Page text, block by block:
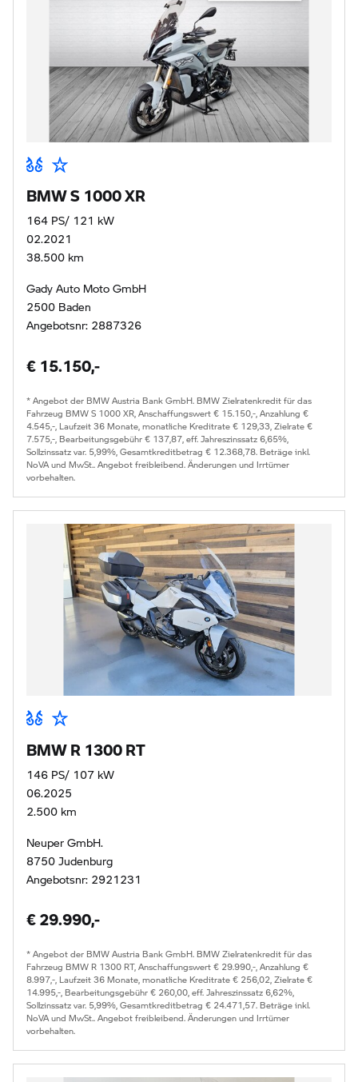
BMW S 1000 XR
164 PS/ 121 kW
02.2021
38.500 km
Gady Auto Moto GmbH
2500 Baden
Angebotsnr: 2887326
€ 15.150,-
* Angebot der BMW Austria Bank GmbH. BMW Zielratenkredit für das
Fahrzeug BMW S 1000 XR, Anschaffungswert € 15.150,-, Anzahlung €
4.545,-, Laufzeit 36 Monate, monatliche Kreditrate € 129,33, Zielrate €
7.575,-, Bearbeitungsgebühr € 137,87, eff. Jahreszinssatz 6,65%,
Sollzinssatz var. 5,99%, Gesamtkreditbetrag € 12.368,78. Beträge inkl.
NoVA und MwSt.. Angebot freibleibend. Änderungen und Irrtümer
vorbehalten.
BMW R 1300 RT
146 PS/ 107 kW
06.2025
2.500 km
Neuper GmbH.
8750 Judenburg
Angebotsnr: 2921231
€ 29.990,-
* Angebot der BMW Austria Bank GmbH. BMW Zielratenkredit für das
Fahrzeug BMW R 1300 RT, Anschaffungswert € 29.990,-, Anzahlung €
8.997,-, Laufzeit 36 Monate, monatliche Kreditrate € 256,02, Zielrate €
14.995,-, Bearbeitungsgebühr € 260,00, eff. Jahreszinssatz 6,62%,
Sollzinssatz var. 5,99%, Gesamtkreditbetrag € 24.471,57. Beträge inkl.
NoVA und MwSt.. Angebot freibleibend. Änderungen und Irrtümer
vorbehalten.